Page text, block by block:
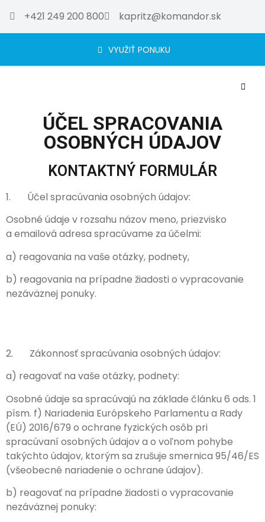
+421 249 200 800 kapritz@komandor.sk
VYUŽIŤ PONUKU
ÚČEL SPRACOVANIA
OSOBNÝCH ÚDAJOV
KONTAKTNÝ FORMULÁR
1. Účel spracúvania osobných údajov:
Osobné údaje v rozsahu názov meno, priezvisko
a emailová adresa spracúvame za účelmi:
a) reagovania na vaše otázky, podnety,
b) reagovania na prípadne žiadosti o vypracovanie
nezáväznej ponuky.
2. Zákonnosť spracúvania osobných údajov:
a) reagovať na vaše otázky, podnety:
Osobné údaje sa spracúvajú na základe článku 6 ods. 1
písm. f) Nariadenia Európskeho Parlamentu a Rady
(EÚ) 2016/679 o ochrane fyzických osôb pri
spracúvaní osobných údajov a o voľnom pohybe
takýchto údajov, ktorým sa zrušuje smernica 95/46/ES
(všeobecné nariadenie o ochrane údajov).
b) reagovať na prípadne žiadosti o vypracovanie
nezáväznej ponuky: